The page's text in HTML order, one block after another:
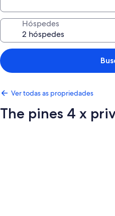
Hóspedes
Ver todas as propriedades
The pines 4 x